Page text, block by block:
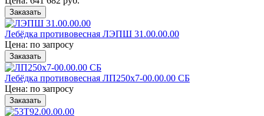
Заказать
Лебёдка противовесная ЛЭПШ 31.00.00.00
Цена: по запросу
Заказать
Лебёдка противовесная ЛП250х7-00.00.00 СБ
Цена: по запросу
Заказать